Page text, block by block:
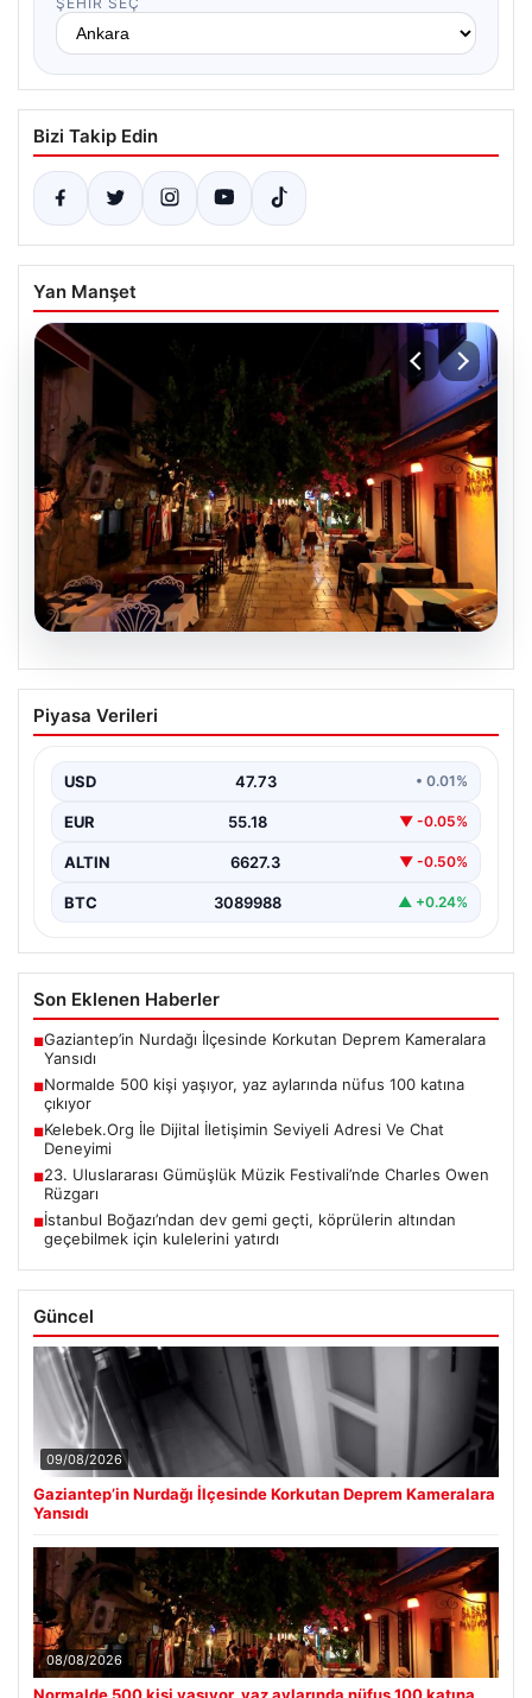
Bizi Takip Edin
Yan Manşet
Normalde 500 kişi yaşıyor, yaz
aylarında nüfus 100 katına çıkıyor
Gözlemlenmesi", "content": "Antalya'nın tarih ve kültür
açısından…
Piyasa Verileri
USD 47.73 • 0.01%
EUR 55.18 ▼ -0.05%
ALTIN 6627.3 ▼ -0.50%
BTC 3089988 ▲ +0.24%
Son Eklenen Haberler
■Gaziantep’in Nurdağı İlçesinde Korkutan Deprem Kameralara
Yansıdı
■Normalde 500 kişi yaşıyor, yaz aylarında nüfus 100 katına
çıkıyor
■Kelebek.Org İle Dijital İletişimin Seviyeli Adresi Ve Chat
Deneyimi
■23. Uluslararası Gümüşlük Müzik Festivali’nde Charles Owen
Rüzgarı
■İstanbul Boğazı’ndan dev gemi geçti, köprülerin altından
geçebilmek için kulelerini yatırdı
Güncel
09/08/2026
Gaziantep’in Nurdağı İlçesinde Korkutan Deprem Kameralara
Yansıdı
08/08/2026